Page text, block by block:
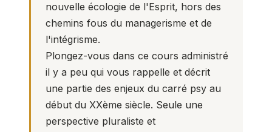
nouvelle écologie de l'Esprit, hors des
chemins fous du managerisme et de
l'intégrisme.
Plongez-vous dans ce cours administré
il y a peu qui vous rappelle et décrit
une partie des enjeux du carré psy au
début du XXème siècle. Seule une
perspective pluraliste et